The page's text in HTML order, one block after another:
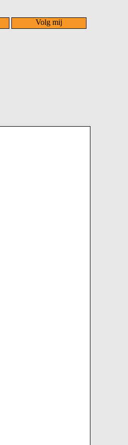
Volg mij